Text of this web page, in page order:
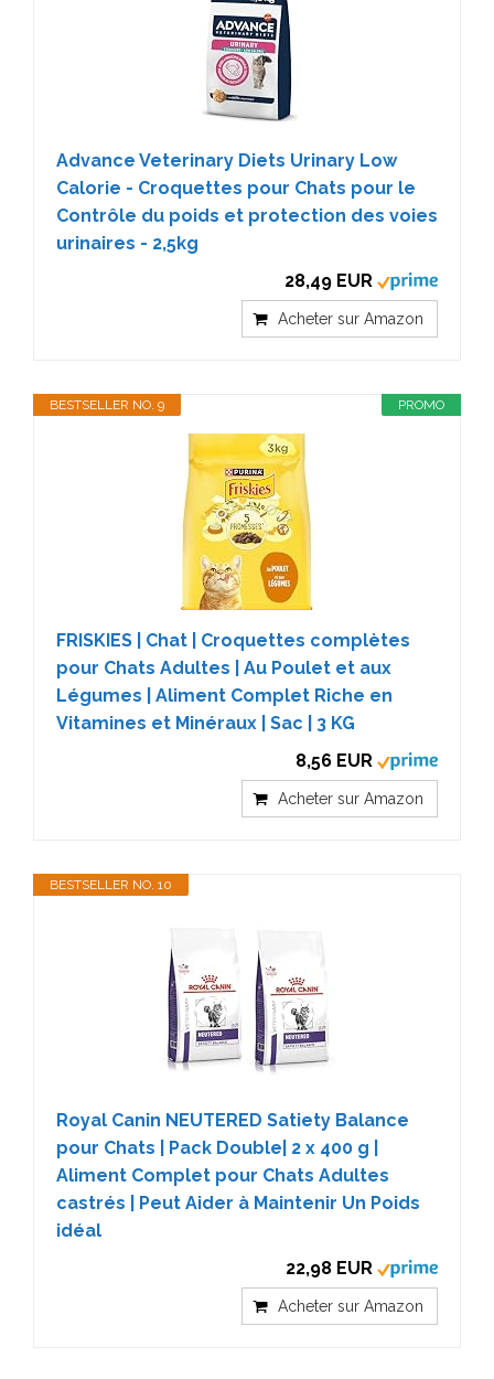
Advance Veterinary Diets Urinary Low
Calorie - Croquettes pour Chats pour le
Contrôle du poids et protection des voies
urinaires - 2,5kg
28,49 EUR
Acheter sur Amazon
PROMO
BESTSELLER NO. 9
FRISKIES | Chat | Croquettes complètes
pour Chats Adultes | Au Poulet et aux
Légumes | Aliment Complet Riche en
Vitamines et Minéraux | Sac | 3 KG
8,56 EUR
Acheter sur Amazon
BESTSELLER NO. 10
Royal Canin NEUTERED Satiety Balance
pour Chats | Pack Double| 2 x 400 g |
Aliment Complet pour Chats Adultes
castrés | Peut Aider à Maintenir Un Poids
idéal
22,98 EUR
Acheter sur Amazon